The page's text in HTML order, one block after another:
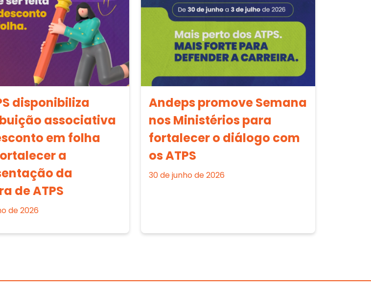
disponibiliza
associativa
em folha
a
da
de ATPS
de 2026
Andeps promove Semana
nos Ministérios para
fortalecer o diálogo com
os ATPS
30 de junho de 2026